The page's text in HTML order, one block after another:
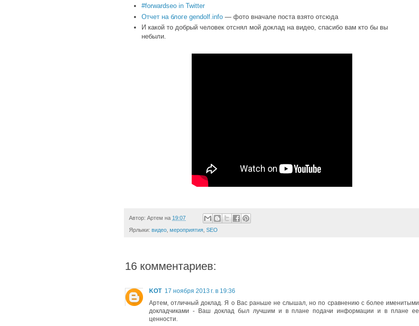
#forwardseo in Twitter
Отчет на блоге gendolf.info — фото вначале поста взято отсюда
И какой то добрый человек отснял мой доклад на видео, спасибо вам кто бы вы
небыли.
Автор: Артем на 19:07
Ярлыки: видео мероприятия SEO
16 комментариев:
KOT 17 ноября 2013 г. в 19:36
Артем, отличный доклад. Я о Вас раньше не слышал, но по сравнению с более именитыми
докладчиками - Ваш доклад был лучшим и в плане подачи информации и в плане ее
ценности.